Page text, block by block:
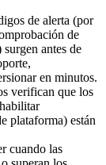
de alerta (por
de
antes de
en minutos.
verifican que los
plataforma) están
cuando las